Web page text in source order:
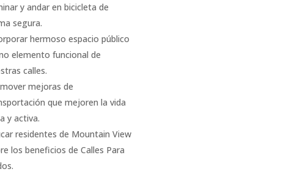
y andar en bicicleta de
segura.
hermoso espacio público
elemento funcional de
calles.
mejoras de
que mejoren la vida
y activa.
residentes de Mountain View
los beneficios de Calles Para